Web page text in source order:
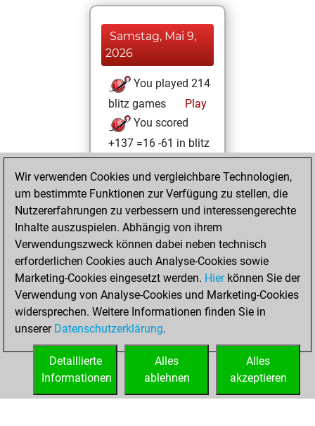
Samstag, Mai 9,
2026
You played 214
blitz games
Play
You scored
+137 =16 -61 in blitz
You played 92
slow games
You scored +43
=6 -43 in slow games
Montag, Juni 3,
2024
You played 94
bullet games
Play
You scored +70
=3 -21 in bullet
Wir verwenden Cookies und vergleichbare Technologien,
um bestimmte Funktionen zur Verfügung zu stellen, die
Nutzererfahrungen zu verbessern und interessengerechte
Inhalte auszuspielen. Abhängig von ihrem
Verwendungszweck können dabei neben technisch
erforderlichen Cookies auch Analyse-Cookies sowie
Marketing-Cookies eingesetzt werden. Hierkönnen Sie der
Verwendung von Analyse-Cookies und Marketing-Cookies
widersprechen. Weitere Informationen finden Sie in
unserer Datenschutzerklärung.
Alles
akzeptieren
Alles
ablehnen
Detaillierte
Informationen